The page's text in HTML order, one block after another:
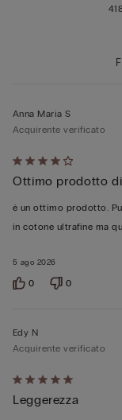
Valutato
4
su
5
5 ago 2026
Anna Maria S
Acquirente verificato
Ottimo prodotto
è un ottimo prodotto.
in cotone ultrafine ma
0 0
Valutato
5
Edy N
Acquirente verificato
Leggerezza